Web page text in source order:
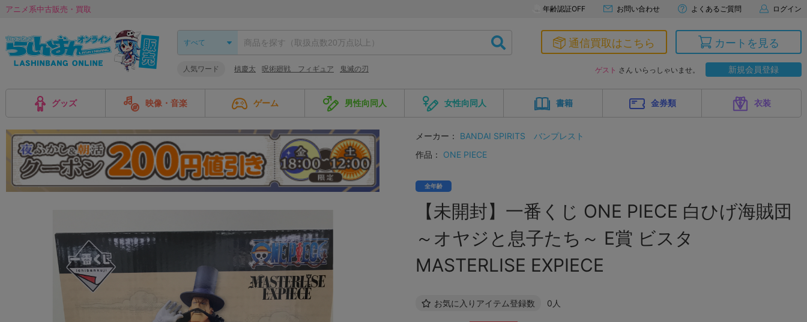
アニメ系中古販売・買取 年齢認証OFF お問い合わせ よくあるご質問 ログイン
人気ワード 槙慶太 呪術廻戦 フィギュア 鬼滅の刃
通信買取はこちら カートを見る
ゲスト さん いらっしゃいませ。 新規会員登録
グッズ 映像・音楽 ゲーム 男性向同人 女性向同人 書籍 金券類 衣装
メーカー： BANDAI SPIRITS
バンプレスト
作品：
ONE PIECE
全年齢
【未開封】一番くじ ONE PIECE 白ひげ海賊団
～オヤジと息子たち～ E賞 ビスタ
MASTERLISE EXPIECE
お気に入りアイテム登録数 0人